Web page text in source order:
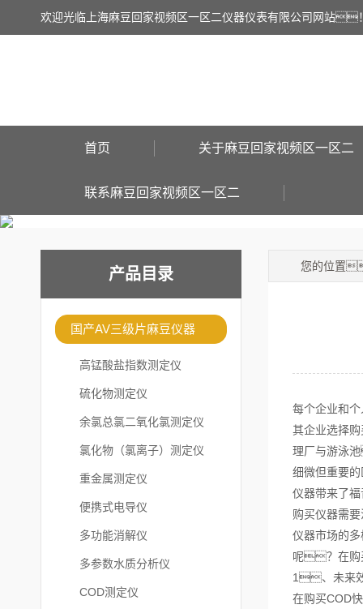
欢迎光临上海麻豆回家视频区一区二仪器仪表有限公司网站
首页 关于麻豆回家视频区一区二
联系麻豆回家视频区一区二
产品目录
国产AV三级片麻豆仪器
高锰酸盐指数测定仪
硫化物测定仪
余氯总氯二氧化氯测定仪
氯化物（氯离子）测定仪
重金属测定仪
便携式电导仪
多功能消解仪
多参数水质分析仪
COD测定仪
您的位置
每个企业和
其企业选择
理厂与游泳
细微但重要
仪器带来了
购买仪器需
仪器市场的
呢？在购
1、未来
在购买COD